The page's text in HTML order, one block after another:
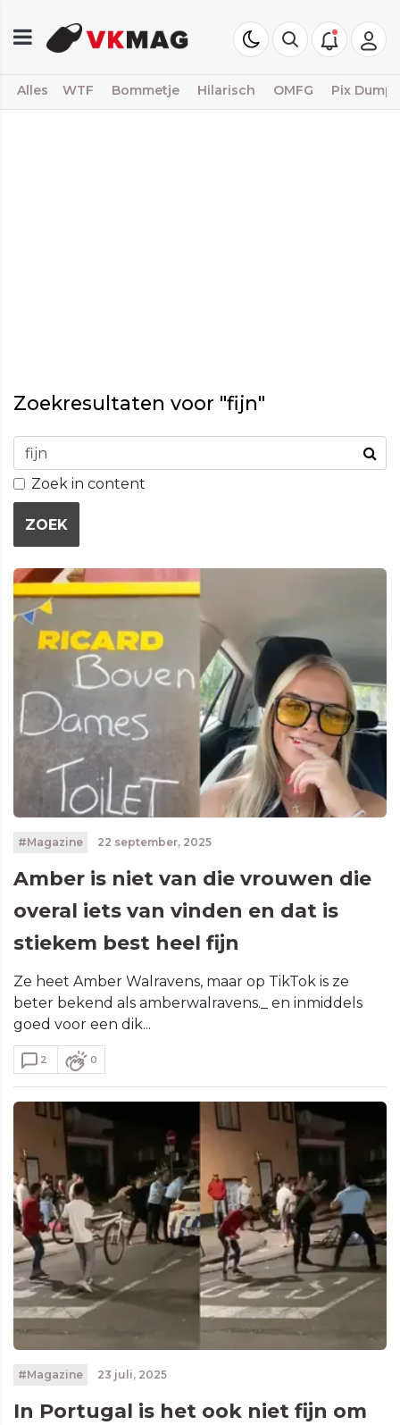
Alles WTF Bommetje Hilarisch OMFG Pix Dump
Zoekresultaten voor "fijn"
Zoek in content
ZOEK
#Magazine 22 september, 2025
Amber is niet van die vrouwen die
overal iets van vinden en dat is
stiekem best heel fijn
Ze heet Amber Walravens, maar op TikTok is ze
beter bekend als amberwalravens._ en inmiddels
goed voor een dik...
2 0
#Magazine 23 juli, 2025
In Portugal is het ook niet fijn om